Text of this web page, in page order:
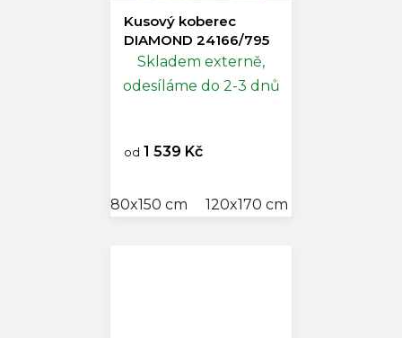
Kusový koberec
DIAMOND 24166/795
Skladem externě,
odesíláme do 2-3 dnů
od 1 539 Kč
80x150 cm 120x170 cm